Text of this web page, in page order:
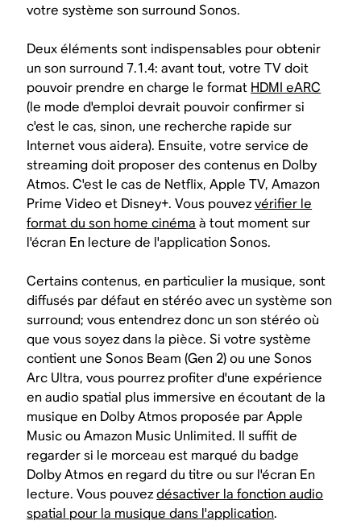
votre système son surround Sonos.
Deux éléments sont indispensables pour obtenir
un son surround 7.1.4: avant tout, votre TV doit
pouvoir prendre en charge le format HDMI eARC
(le mode d'emploi devrait pouvoir confirmer si
c'est le cas, sinon, une recherche rapide sur
Internet vous aidera). Ensuite, votre service de
streaming doit proposer des contenus en Dolby
Atmos. C'est le cas de Netflix, Apple TV, Amazon
Prime Video et Disney+. Vous pouvezvérifier le
format du son home cinéma à tout moment sur
l'écran En lecture de l'application Sonos.
Certains contenus, en particulier la musique, sont
diffusés par défaut en stéréo avec un système son
surround; vous entendrez donc un son stéréo où
que vous soyez dans la pièce. Si votre système
contient une Sonos Beam (Gen 2) ou une Sonos
Arc Ultra, vous pourrez profiter d'une expérience
en audio spatial plus immersive en écoutant de la
musique en Dolby Atmos proposée par Apple
Music ou Amazon Music Unlimited. Il suffit de
regarder si le morceau est marqué du badge
Dolby Atmos en regard du titre ou sur l'écran En
lecture. Vous pouvezdésactiver la fonction audio
spatial pour la musique dans l'application.